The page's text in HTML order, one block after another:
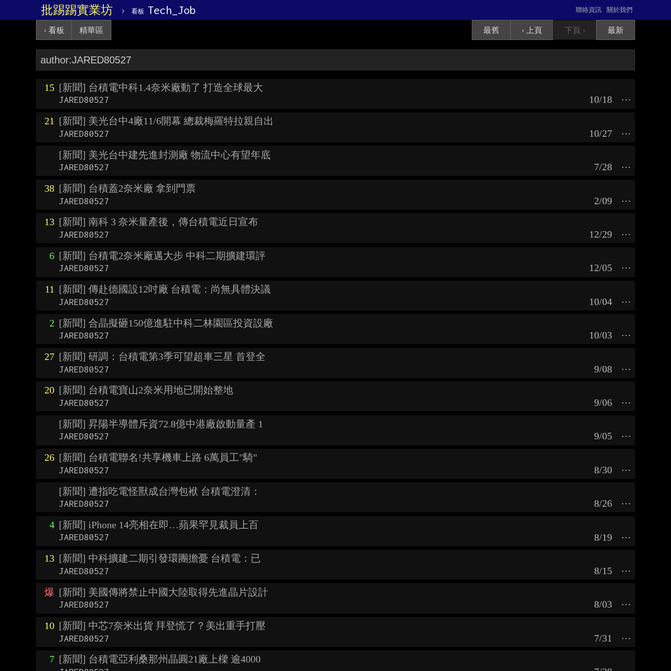
批踢踢實業坊 › 看板 Tech_Job 關於我們
聯絡資訊
‹ 看板 精華區 最舊 ‹ 上頁 下頁 › 最新
15 [新聞] 台積電中科1.4奈米廠動了 打造全球最大
JARED80527 ⋯
10/18
21 [新聞] 美光台中4廠11/6開幕 總裁梅羅特拉親自出
JARED80527 ⋯
10/27
[新聞] 美光台中建先進封測廠 物流中心有望年底
JARED80527 ⋯
7/28
38 [新聞] 台積蓋2奈米廠 拿到門票
JARED80527 ⋯
2/09
13 [新聞] 南科 3 奈米量產後，傳台積電近日宣布
JARED80527 ⋯
12/29
6 [新聞] 台積電2奈米廠邁大步 中科二期擴建環評
JARED80527 ⋯
12/05
11 [新聞] 傳赴德國設12吋廠 台積電：尚無具體決議
JARED80527 ⋯
10/04
2 [新聞] 合晶擬砸150億進駐中科二林園區投資設廠
JARED80527 ⋯
10/03
27 [新聞] 研調：台積電第3季可望超車三星 首登全
JARED80527 ⋯
9/08
20 [新聞] 台積電寶山2奈米用地已開始整地
JARED80527 ⋯
9/06
[新聞] 昇陽半導體斥資72.8億中港廠啟動量產 1
JARED80527 ⋯
9/05
26 [新聞] 台積電聯名!共享機車上路 6萬員工"騎"
JARED80527 ⋯
8/30
[新聞] 遭指吃電怪獸成台灣包袱 台積電澄清：
JARED80527 ⋯
8/26
4 [新聞] iPhone 14亮相在即…蘋果罕見裁員上百
JARED80527 ⋯
8/19
13 [新聞] 中科擴建二期引發環團擔憂 台積電：已
JARED80527 ⋯
8/15
爆 [新聞] 美國傳將禁止中國大陸取得先進晶片設計
JARED80527 ⋯
8/03
10 [新聞] 中芯7奈米出貨 拜登慌了？美出重手打壓
JARED80527 ⋯
7/31
7 [新聞] 台積電亞利桑那州晶圓21廠上樑 逾4000